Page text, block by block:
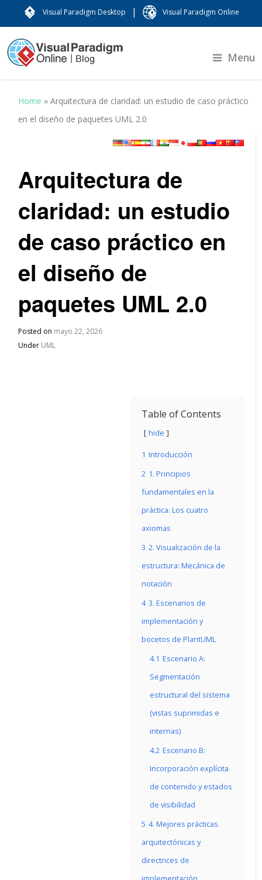
Visual Paradigm Desktop | Visual Paradigm Online
Menu
Home »Arquitectura de claridad: un estudio de caso práctico
en el diseño de paquetes UML 2.0
Arquitectura de
claridad: un estudio
de caso práctico en
el diseño de
paquetes UML 2.0
Posted on mayo 22, 2026
Under UML
Table of Contents
hide
1 Introducción
2 1. Principios
fundamentales en la
práctica: Los cuatro
axiomas
3 2. Visualización de la
estructura: Mecánica de
notación
4 3. Escenarios de
implementación y
bocetos de PlantUML
4.1 Escenario A:
Segmentación
estructural del sistema
(vistas suprimidas e
internas)
4.2 Escenario B:
Incorporación explícita
de contenido y estados
de visibilidad
5 4. Mejores prácticas
arquitectónicas y
directrices de